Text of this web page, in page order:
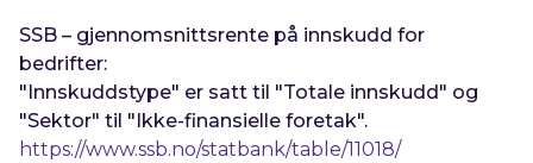
SSB – gjennomsnittsrente på innskudd for
bedrifter:
"Innskuddstype" er satt til "Totale innskudd " og
"Sektor" til " Ikke-finansielle foretak".
https://www.ssb.no/statbank/table/11018/